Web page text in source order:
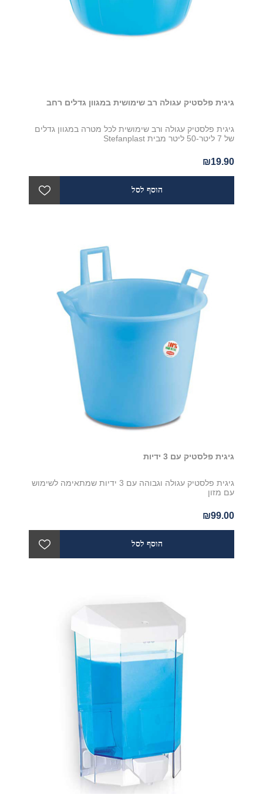
גיגית פלסטיק עגולה רב שימושית במגוון גדלים רחב
גיגית פלסטיק עגולה ורב שימושית לכל מטרה במגוון גדלים
של 7 ליטר-50 ליטר מבית Stefanplast
₪19.90
גיגית פלסטיק עם 3 ידיות
גיגית פלסטיק עגולה וגבוהה עם 3 ידיות שמתאימה לשימוש
עם מזון
₪99.00